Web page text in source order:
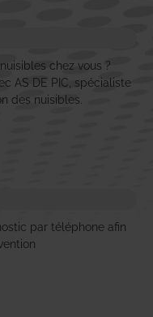
chez vous ?
AS DE PIC, spécialiste
des nuisibles.
par téléphone afin